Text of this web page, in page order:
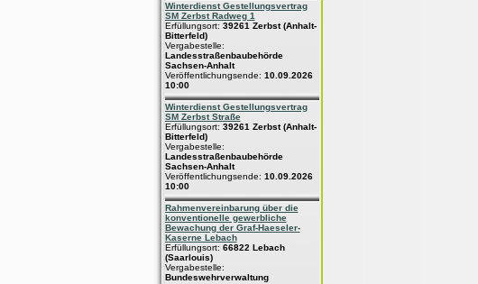
Winterdienst Gestellungsvertrag
SM Zerbst Radweg 1
Erfüllungsort: 39261 Zerbst (Anhalt-
Bitterfeld)
Vergabestelle:
Landesstraßenbaubehörde
Sachsen-Anhalt
Veröffentlichungsende: 10.09.2026
10:00
Winterdienst Gestellungsvertrag
SM Zerbst Straße
Erfüllungsort: 39261 Zerbst (Anhalt-
Bitterfeld)
Vergabestelle:
Landesstraßenbaubehörde
Sachsen-Anhalt
Veröffentlichungsende: 10.09.2026
10:00
Rahmenvereinbarung über die
konventionelle gewerbliche
Bewachung der Graf-Haeseler-
Kaserne Lebach
Erfüllungsort: 66822 Lebach
(Saarlouis)
Vergabestelle:
Bundeswehrverwaltung